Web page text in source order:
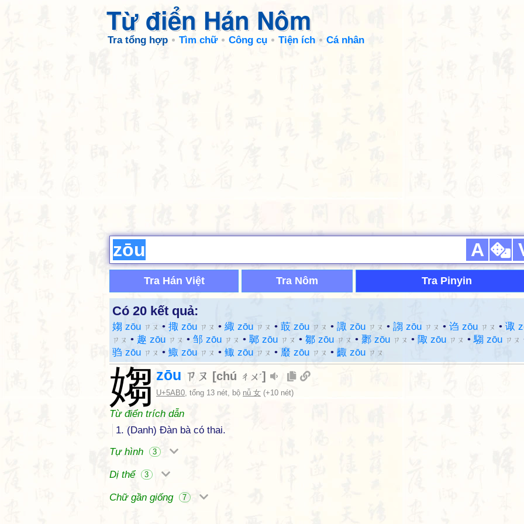
Từ điển Hán Nôm
Tra tổng hợp Tìm chữ Công cụ Tiện ích Cá nhân
A
Tra Hán Việt Tra Nôm Tra Pinyin
Có 20 kết quả:
媰 zōu ㄗㄡ • 掫 zōu ㄗㄡ • 緅 zōu ㄗㄡ • 菆 zōu ㄗㄡ • 諏 zōu ㄗㄡ • 謅 zōu ㄗㄡ • 诌 zōu ㄗㄡ • 诹
ㄗㄡ • 趣 zōu ㄗㄡ • 邹 zōu ㄗㄡ • 郰 zōu ㄗㄡ • 鄒 zōu ㄗㄡ • 鄹 zōu ㄗㄡ • 陬 zōu ㄗㄡ •騶 zōu ㄗㄡ
驺 zōu ㄗㄡ • 鯫 zōu ㄗㄡ • 鲰 zōu ㄗㄡ • 黀 zōu ㄗㄡ • 齱 zōu ㄗㄡ
媰 zōu ㄗㄡ [chú ㄔㄨˊ]
U+5AB0, tổng 13 nét, bộ nǚ 女 (+10 nét)
Từ điển trích dẫn
1. (Danh) Đàn bà có thai.
Tự hình
3
Dị thể 3
Chữ gần giống 7